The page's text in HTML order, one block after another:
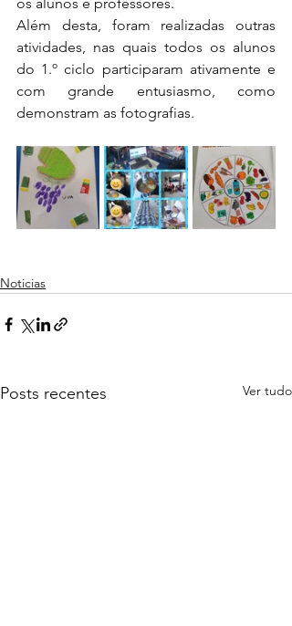
Além desta, foram realizadas outras
atividades, nas quais todos os alunos
do 1.º ciclo participaram ativamente e
com grande entusiasmo, como
demonstram as fotografias.
Noticias
Posts recentes Ver tudo